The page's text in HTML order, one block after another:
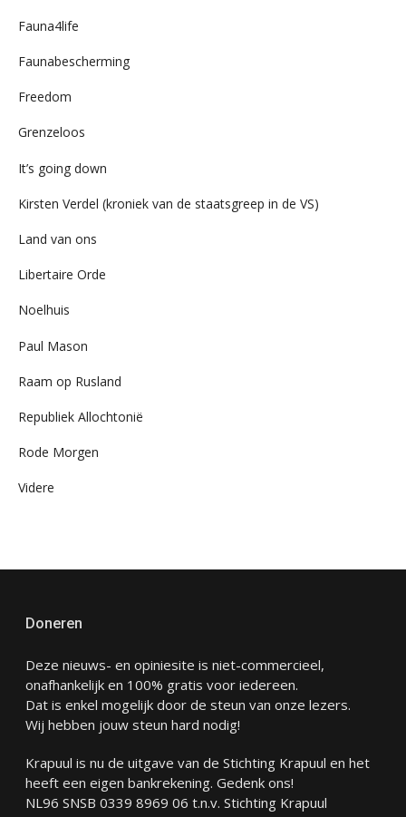
Fauna4life
Faunabescherming
Freedom
Grenzeloos
It’s going down
Kirsten Verdel (kroniek van de staatsgreep in de VS)
Land van ons
Libertaire Orde
Noelhuis
Paul Mason
Raam op Rusland
Republiek Allochtonië
Rode Morgen
Videre
Doneren
Deze nieuws- en opiniesite is niet-commercieel,
onafhankelijk en 100% gratis voor iedereen.
Dat is enkel mogelijk door de steun van onze lezers.
Wij hebben jouw steun hard nodig!
Krapuul is nu de uitgave van de Stichting Krapuul en het
heeft een eigen bankrekening. Gedenk ons!
NL96 SNSB 0339 8969 06 t.n.v. Stichting Krapuul